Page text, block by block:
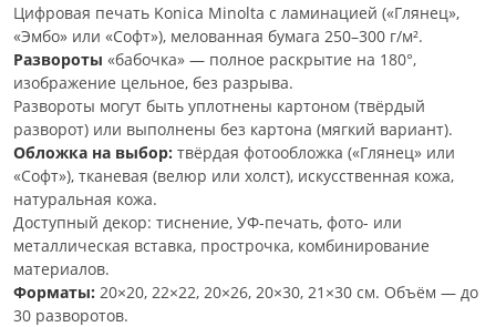
Цифровая печать Konica Minolta с ламинацией («Глянец»,
«Эмбо» или «Софт»), мелованная бумага 250–300 г/м².
Развороты «бабочка» — полное раскрытие на 180°,
изображение цельное, без разрыва.
Развороты могут быть уплотнены картоном (твёрдый
разворот) или выполнены без картона (мягкий вариант).
Обложка на выбор: твёрдая фотообложка («Глянец» или
«Софт»), тканевая (велюр или холст), искусственная кожа,
натуральная кожа.
Доступный декор: тиснение, УФ-печать, фото- или
металлическая вставка, прострочка, комбинирование
материалов.
Форматы: 20×20, 22×22, 20×26, 20×30, 21×30 см. Объём — до
30 разворотов.